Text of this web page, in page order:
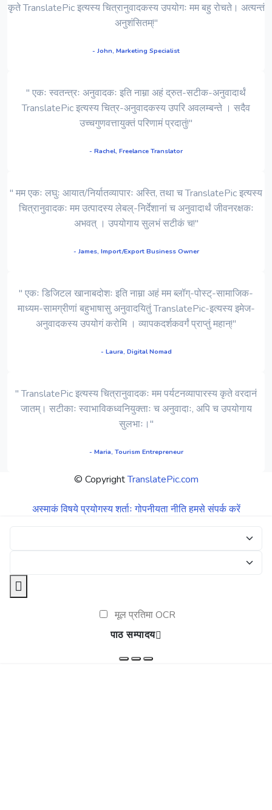
कृते TranslatePic इत्यस्य चित्रानुवादकस्य उपयोगः मम बहु रोचते। अत्यन्तं
अनुशंसितम्!"
- John, Marketing Specialist
" एकः स्वतन्त्रः अनुवादकः इति नाम्ना अहं द्रुत-सटीक-अनुवादार्थं
TranslatePic इत्यस्य चित्र-अनुवादकस्य उपरि अवलम्बन्ते । सदैव
उच्चगुणवत्तायुक्तं परिणामं प्रदातुं!"
- Rachel, Freelance Translator
" मम एकः लघुः आयात/निर्यातव्यापारः अस्ति, तथा च TranslatePic इत्यस्य
चित्रानुवादकः मम उत्पादस्य लेबल्-निर्देशानां च अनुवादार्थं जीवनरक्षकः
अभवत् । उपयोगाय सुलभं सटीकं च!"
- James, Import/Export Business Owner
" एकः डिजिटल खानाबदोशः इति नाम्ना अहं मम ब्लॉग्-पोस्ट्-सामाजिक-
माध्यम-सामग्रीणां बहुभाषासु अनुवादयितुं TranslatePic-इत्यस्य इमेज-
अनुवादकस्य उपयोगं करोमि । व्यापकदर्शकवर्गं प्राप्तुं महान्!"
- Laura, Digital Nomad
" TranslatePic इत्यस्य चित्रानुवादकः मम पर्यटनव्यापारस्य कृते वरदानं
जातम्। सटीकाः स्वाभाविकध्वनियुक्ताः च अनुवादाः, अपि च उपयोगाय
सुलभाः।"
- Maria, Tourism Entrepreneur
© CopyrightTranslatePic.com
अस्माकं विषयेप्रयोगस्य शर्ताः गोपनीयता नीतिहमसे संपर्क करें
मूल प्रतिमा OCR
पाठ सम्पादय